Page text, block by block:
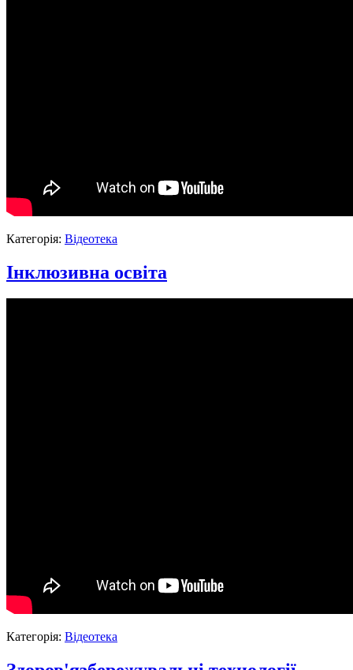
Категорія: Відеотека
Інклюзивна освіта
Категорія: Відеотека